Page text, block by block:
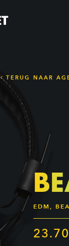
TERUG NAAR
EDM,